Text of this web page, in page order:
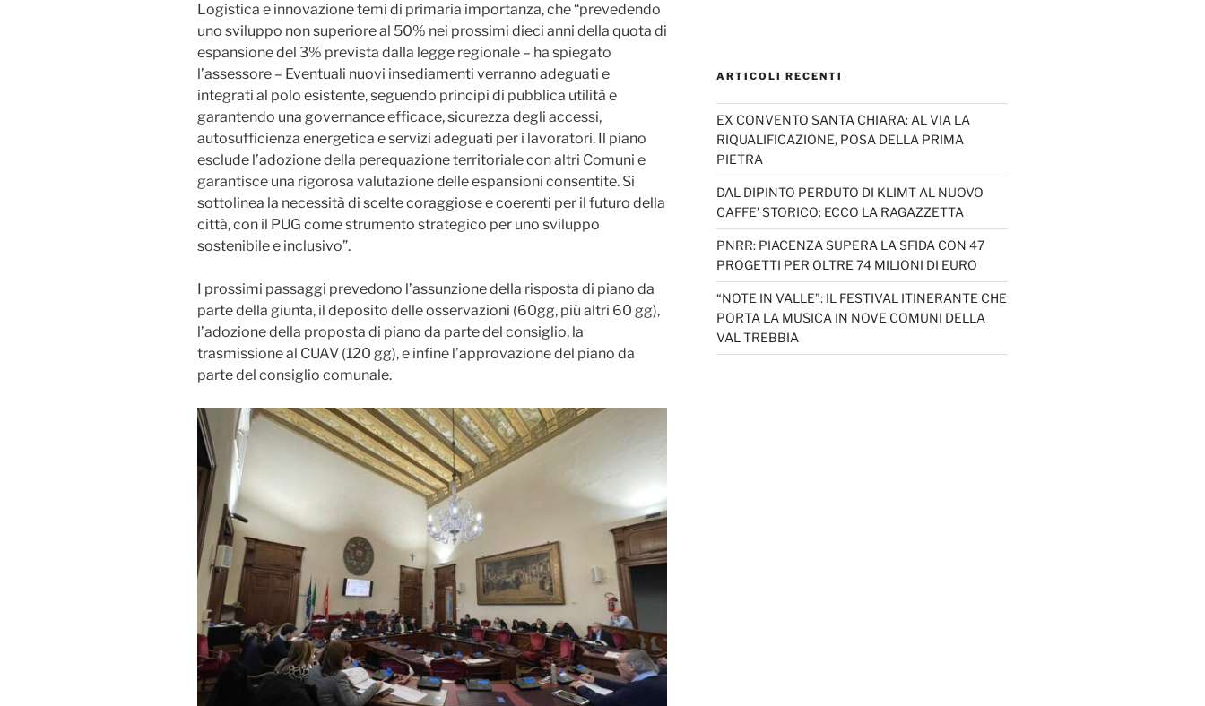
Logistica e innovazione temi di primaria importanza, che “prevedendo
uno sviluppo non superiore al 50% nei prossimi dieci anni della quota di
espansione del 3% prevista dalla legge regionale – ha spiegato
l’assessore – Eventuali nuovi insediamenti verranno adeguati e
integrati al polo esistente, seguendo principi di pubblica utilità e
garantendo una governance efficace, sicurezza degli accessi,
autosufficienza energetica e servizi adeguati per i lavoratori. Il piano
esclude l’adozione della perequazione territoriale con altri Comuni e
garantisce una rigorosa valutazione delle espansioni consentite. Si
sottolinea la necessità di scelte coraggiose e coerenti per il futuro della
città, con il PUG come strumento strategico per uno sviluppo
sostenibile e inclusivo”.
I prossimi passaggi prevedono l’assunzione della risposta di piano da
parte della giunta, il deposito delle osservazioni (60gg, più altri 60 gg),
l’adozione della proposta di piano da parte del consiglio, la
trasmissione al CUAV (120 gg), e infine l’approvazione del piano da
parte del consiglio comunale.
ARTICOLI RECENTI
EX CONVENTO SANTA CHIARA: AL VIA LA
RIQUALIFICAZIONE, POSA DELLA PRIMA
PIETRA
DAL DIPINTO PERDUTO DI KLIMT AL NUOVO
CAFFE’ STORICO: ECCO LA RAGAZZETTA
PNRR: PIACENZA SUPERA LA SFIDA CON 47
PROGETTI PER OLTRE 74 MILIONI DI EURO
“NOTE IN VALLE”: IL FESTIVAL ITINERANTE CHE
PORTA LA MUSICA IN NOVE COMUNI DELLA
VAL TREBBIA